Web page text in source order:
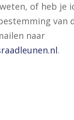
of heb je
van
naar
.